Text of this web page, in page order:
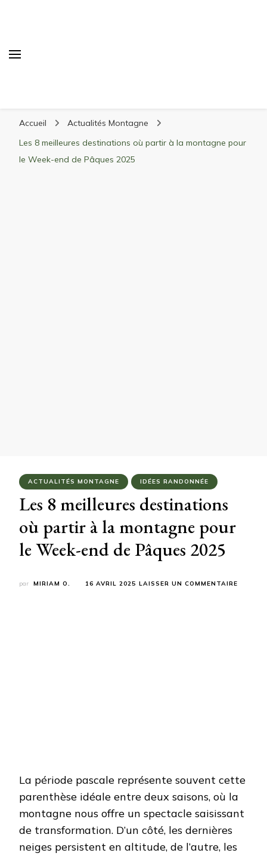
matériel, stations de ski
Accueil
Actualités Montagne
Les 8 meilleures destinations où partir à la montagne pour
le Week-end de Pâques 2025
ACTUALITÉS MONTAGNE IDÉES RANDONNÉE
Les 8 meilleures destinations
où partir à la montagne pour
le Week-end de Pâques 2025
par MIRIAM O. 16 AVRIL 2025 LAISSER UN COMMENTAIRE
La période pascale représente souvent cette
parenthèse idéale entre deux saisons, où la
montagne nous offre un spectacle saisissant
de transformation. D’un côté, les dernières
neiges persistent en altitude, de l’autre, les